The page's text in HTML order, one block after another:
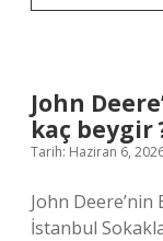
?
John
kaç beygir
Tarih: Haziran 6,
John
İstanbul